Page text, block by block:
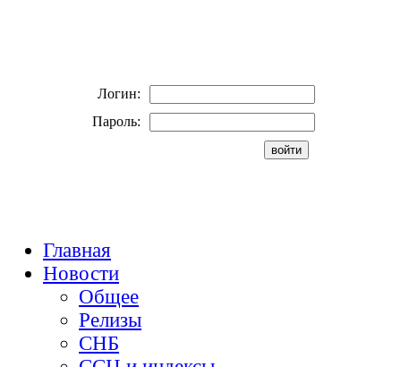
Логин:
Пароль:
Главная
Новости
Общее
Релизы
СНБ